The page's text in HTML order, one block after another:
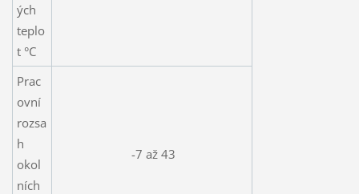
ých
teplo
t °C
Prac
ovní
rozsa
h
okol
ních
-7 až 43